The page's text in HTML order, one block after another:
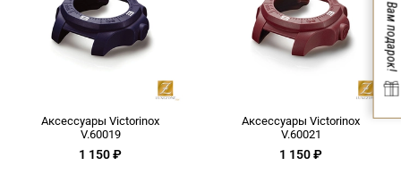
Аксессуары Victorinox
V.60019
1 150 ₽
Аксессуары Victorinox
V.60021
1 150 ₽
Вам подарок!